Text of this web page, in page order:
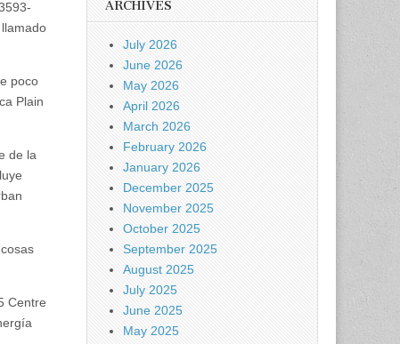
poco
Plain
de la
Centre
ARCHIVES
July 2026
June 2026
May 2026
April 2026
March 2026
February 2026
January 2026
December 2025
November 2025
October 2025
September 2025
August 2025
July 2025
June 2025
May 2025